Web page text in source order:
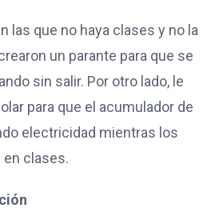
las que no haya clases y no la
un parante para que se
sin salir. Por otro lado, le
para que el acumulador de
electricidad mientras los
clases.